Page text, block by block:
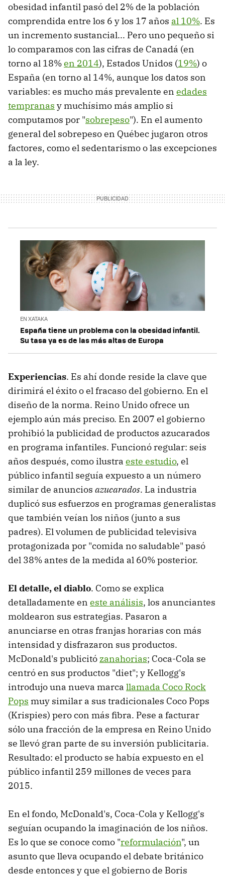
obesidad infantil pasó del 2% de la población
comprendida entre los 6 y los 17 años al 10%. Es
un incremento sustancial... Pero uno pequeño si
lo comparamos con las cifras de Canadá (en
torno al 18%en 2014), Estados Unidos (19%) o
España (en torno al 14%, aunque los datos son
variables: es mucho más prevalente en edades
tempranas y muchísimo más amplio si
computamos por "sobrepeso"). En el aumento
general del sobrepeso en Québec jugaron otros
factores, como el sedentarismo o las excepciones
a la ley.
EN XATAKA
España tiene un problema con la obesidad infantil.
Su tasa ya es de las más altas de Europa
Experiencias. Es ahí donde reside la clave que
dirimirá el éxito o el fracaso del gobierno. En el
diseño de la norma. Reino Unido ofrece un
ejemplo aún más preciso. En 2007 el gobierno
prohibió la publicidad de productos azucarados
en programa infantiles. Funcionó regular: seis
años después, como ilustra este estudio, el
público infantil seguía expuesto a un número
similar de anuncios azucarados. La industria
duplicó sus esfuerzos en programas generalistas
que también veían los niños (junto a sus
padres). El volumen de publicidad televisiva
protagonizada por "comida no saludable" pasó
del 38% antes de la medida al 60% posterior.
El detalle, el diablo. Como se explica
detalladamente en este análisis, los anunciantes
moldearon sus estrategias. Pasaron a
anunciarse en otras franjas horarias con más
intensidad y disfrazaron sus productos.
McDonald's publicitó zanahorias; Coca-Cola se
centró en sus productos "diet"; y Kellogg's
introdujo una nueva marca llamada Coco Rock
Pops muy similar a sus tradicionales Coco Pops
(Krispies) pero con más fibra. Pese a facturar
sólo una fracción de la empresa en Reino Unido
se llevó gran parte de su inversión publicitaria.
Resultado: el producto se había expuesto en el
público infantil 259 millones de veces para
2015.
En el fondo, McDonald's, Coca-Cola y Kellogg's
seguían ocupando la imaginación de los niños.
Es lo que se conoce como "reformulación", un
asunto que lleva ocupando el debate británico
desde entonces y que el gobierno de Boris